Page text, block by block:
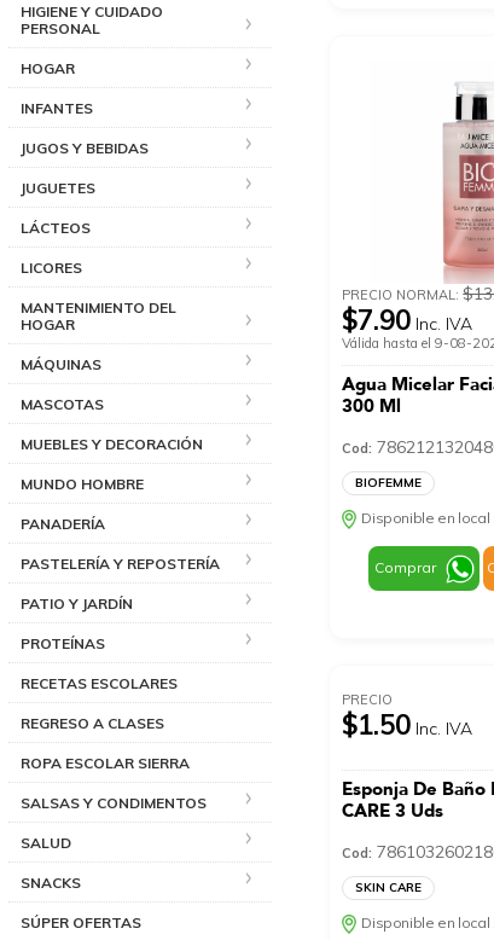
HIGIENE Y CUIDADO
PERSONAL
HOGAR
INFANTES
JUGOS Y BEBIDAS
JUGUETES
LÁCTEOS
LICORES
MANTENIMIENTO DEL
HOGAR
MÁQUINAS
MASCOTAS
MUEBLES Y DECORACIÓN
MUNDO HOMBRE
PANADERÍA
PASTELERÍA Y REPOSTERÍA
PATIO Y JARDÍN
PROTEÍNAS
RECETAS ESCOLARES
REGRESO A CLASES
ROPA ESCOLAR SIERRA
SALSAS Y CONDIMENTOS
SALUD
SNACKS
SÚPER OFERTAS
PRECIO NORMAL:
$7.90 Inc. IVA
Válida hasta el 9-08-
Agua Micelar
300 Ml
Cod:
BIOFEMME
Disponible en
Comprar
PRECIO
$1.50 Inc. IVA
Esponja De Baño
CARE 3 Uds
Cod:
SKIN CARE
Disponible en